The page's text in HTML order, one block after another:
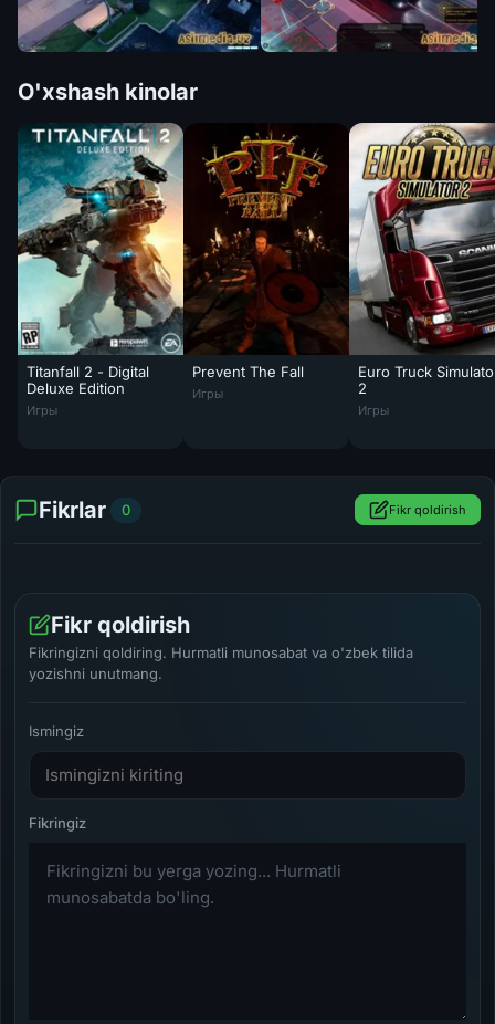
O'xshash kinolar
Titanfall 2 - Digital
Deluxe Edition
Игры
Prevent The Fall
Игры
Euro Truck
2
Euro Truck
Игры
Fikrlar 0 Fikr qoldirish
Fikr qoldirish
Fikringizni qoldiring. Hurmatli munosabat va o'zbek tilida
yozishni unutmang.
Ismingiz